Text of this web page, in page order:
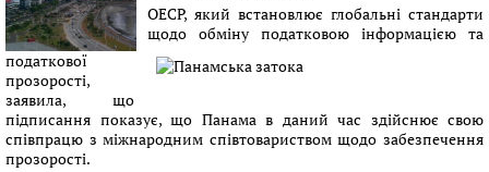
ОЕСР, який встановлює глобальні стандарти
щодо обміну податковою інформацією та
податкової
прозорості,
заявила, що
підписання показує, що Панама в даний час здійснює свою
співпрацю з міжнародним співтовариством щодо забезпечення
прозорості.